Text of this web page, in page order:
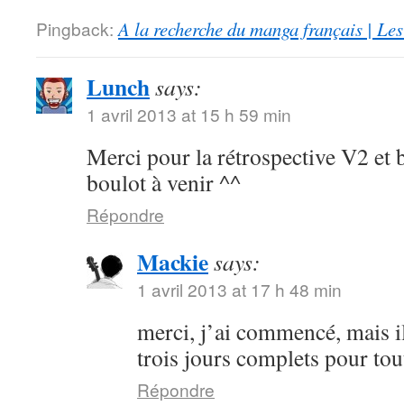
Pingback: A la recherche du manga français |
Lunchsays:
1 avril 2013 at 15 h 59 min
Merci pour la rétrospective V2 et
boulot à venir ^^
Répondre
Mackiesays:
1 avril 2013 at 17 h 48 min
merci, j’ai commencé, mais
trois jours complets pour
Répondre